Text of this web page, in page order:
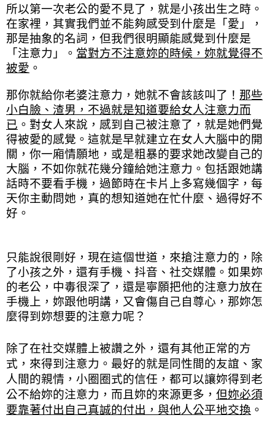
所以第一次老公的愛不見了，就是小孩出生之時。
在家裡，其實我們並不能夠感受到什麼是「愛」，
那是抽象的名詞，但我們很明顯能感覺到什麼是
「注意力」。 當對方不注意妳的時候，妳就覺得不
被愛 。
那你就給你老婆注意力，她就不會該該叫了！ 那些
小白臉、渣男，不過就是知道要給女人注意力而
已 。對女人來說，感到自己被注意了，就是她們覺
得被愛的感覺。這就是早就建立在女人大腦中的開
關，你一廂情願地，或是粗暴的要求她改變自己的
大腦，不如你就花幾分鐘給她注意力。包括跟她講
話時不要看手機，過節時在卡片上多寫幾個字，每
天你主動問她，真的想知道她在忙什麼、過得好不
好。
只能說很剛好，現在這個世道，來搶注意力的，除
了小孩之外，還有手機、抖音、社交媒體。如果妳
的老公，中毒很深了，還是寧願把他的注意力放在
手機上，妳跟他明講，又會傷自己自尊心，那妳怎
麼得到妳想要的注意力呢？
除了在社交媒體上被讚之外，還有其他正常的方
式，來得到注意力。最好的就是同性間的友誼、家
人間的親情，小圈圈式的信任，都可以讓妳得到老
公不給妳的注意力，而且妳的來源更多， 但妳必須
要靠著付出自己真誠的付出，與他人公平地交換 。